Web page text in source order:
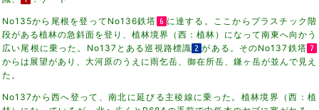
No135から尾根を登ってNo136鉄塔
に達する。ここからプラスチック階
段がある植林の急斜面を登り、植林境界（西：植林）になって南東へ向かう
広い尾根に乗った。No137とある巡視路標識
がある。そのNo137鉄塔
からは展望があり、大河原のうえに雨乞岳、御在所岳、鎌ヶ岳が並んで見え
た。
No137から西へ登って、南北に延びる主稜線に乗った。植林境界（西：植